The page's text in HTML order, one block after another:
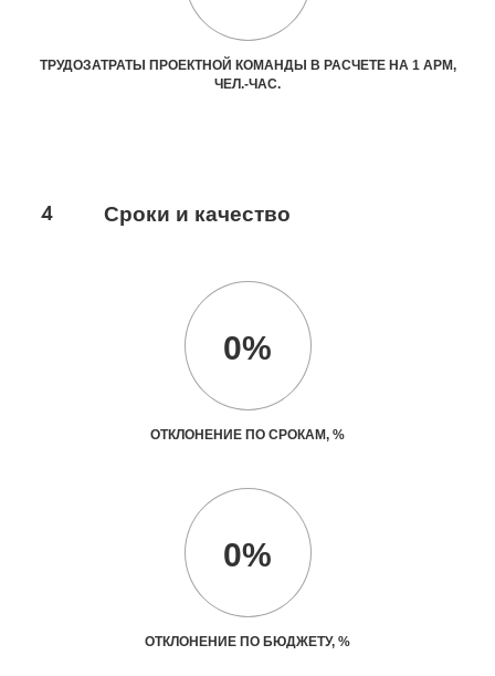
ТРУДОЗАТРАТЫ ПРОЕКТНОЙ КОМАНДЫ В РАСЧЕТЕ НА 1 АРМ,
ЧЕЛ.-ЧАС.
4 Сроки и качество
0%
ОТКЛОНЕНИЕ ПО СРОКАМ, %
0%
ОТКЛОНЕНИЕ ПО БЮДЖЕТУ, %